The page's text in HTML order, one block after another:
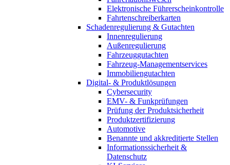
Elektronische Führerscheinkontrolle
Fahrtenschreiberkarten
Schadenregulierung & Gutachten
Innenregulierung
Außenregulierung
Fahrzeuggutachten
Fahrzeug-Managementservices
Immobiliengutachten
Digital- & Produktlösungen
Cybersecurity
EMV- & Funkprüfungen
Prüfung der Produktsicherheit
Produktzertifizierung
Automotive
Benannte und akkreditierte Stellen
Informationssicherheit &
Datenschutz